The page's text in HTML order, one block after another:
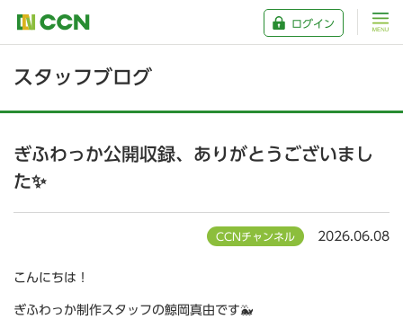
ログイン
スタッフブログ
ぎふわっか公開収録、ありがとうございまし
た✨
CCNチャンネル 2026.06.08
こんにちは！
ぎふわっか制作スタッフの鯨岡真由です🐳